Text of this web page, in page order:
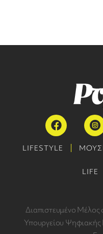
LIFESTYLE
LIFE
Διαπιστευμένο
Υπουργείου Ψηφιακής